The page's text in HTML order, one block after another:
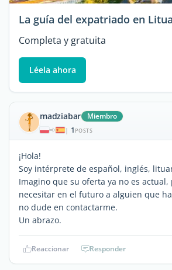
La guía del expatriado en
Completa y gratuita
Léela ahora
madziabar Miembro
| 1 POSTS
¡Hola!
Soy intérprete de español, inglés,
Imagino que su oferta ya no es actual,
necesitar en el futuro a alguien que
no dude en contactarme.
Un abrazo.
Reaccionar Responder